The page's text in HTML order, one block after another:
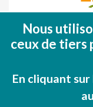
Fondo
(FEDER)
Una
Nous
ceux de tiers
En cliquant